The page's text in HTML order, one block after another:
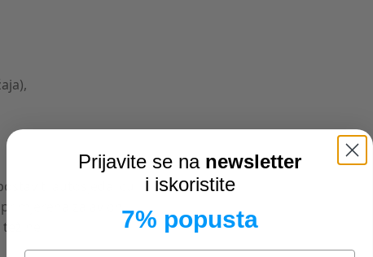
autosjedalicu
za avion
Prijavite se na newsletter
i iskoristite
7% popusta